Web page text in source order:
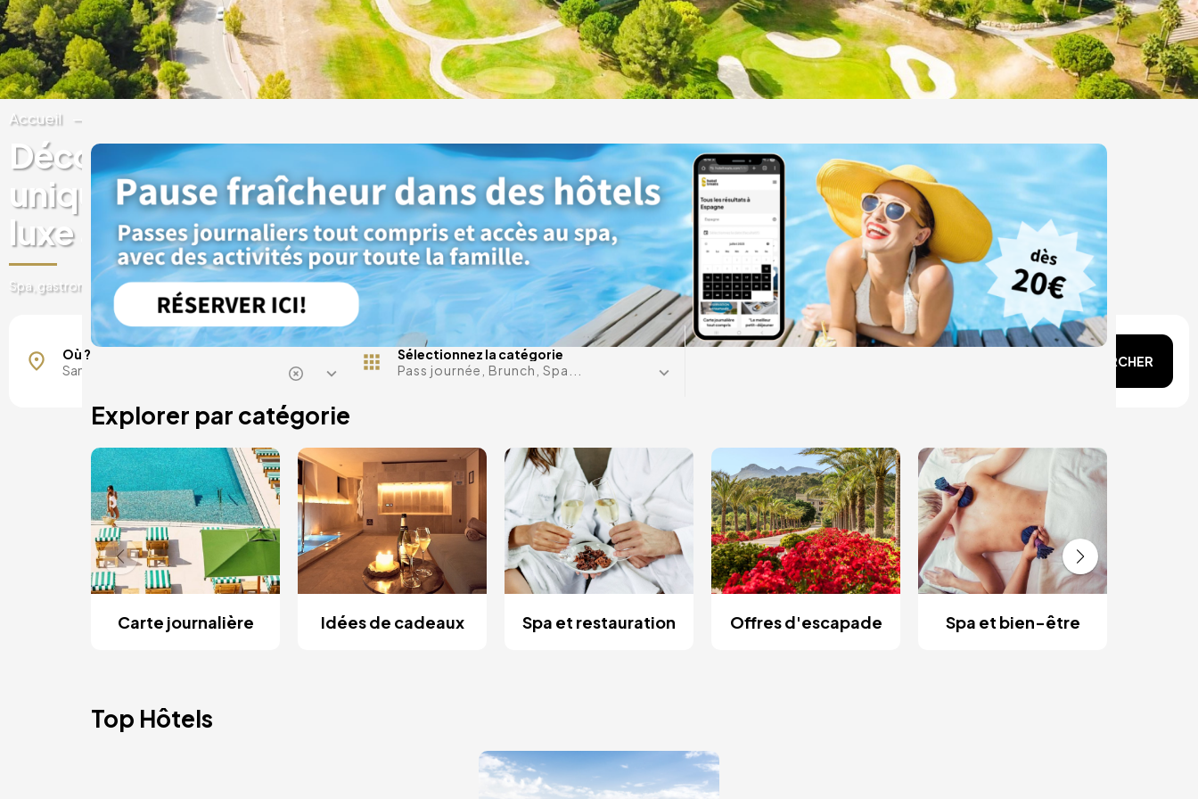
Accueil
Découvrez des expériences
uniques dans des hôtels de
luxe à Sant Esteve Sesrovires
Spa, gastronomie, forfaits journaliers, escapades et bien plus encore
Où ?
Sélectionnez la catégorie
Pass journée, Brunch, Spa...
Une date en tête ?
RECHERCHER
Explorer par catégorie
Carte journalière Idées de cadeaux Spa et restauration Offres d'escapade Spa et bien-être
Top Hôtels
Image